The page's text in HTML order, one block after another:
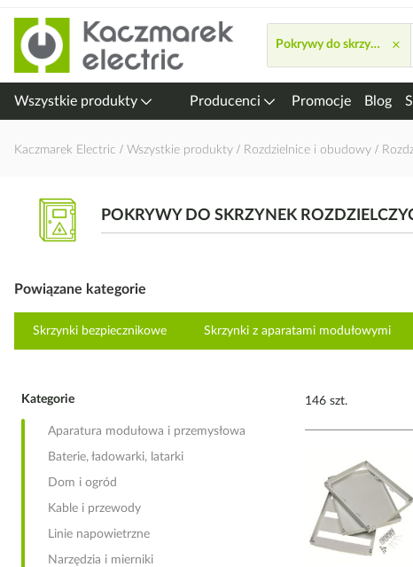
Przejdź
do
treści
Pokrywy do skrzynek×
Wszystkie produkty Producenci Promocje Blog
Kaczmarek Electric Wszystkie produkty Rozdzielnice i obudowy
POKRYWY DO SKRZYNEK
Powiązane kategorie
Skrzynki bezpiecznikowe Skrzynki z aparatami modułowymi
146 szt.
Kategorie
Aparatura modułowa i przemysłowa
Baterie, ładowarki, latarki
Dom i ogród
Kable i przewody
Linie napowietrzne
Narzędzia i mierniki